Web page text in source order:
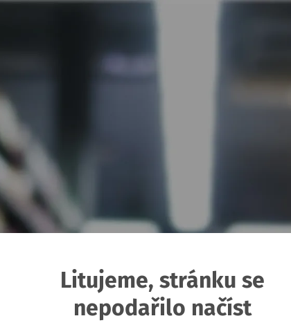
Litujeme, stránku se
nepodařilo načíst